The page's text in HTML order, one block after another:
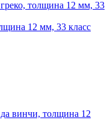
12 мм, 33 класс